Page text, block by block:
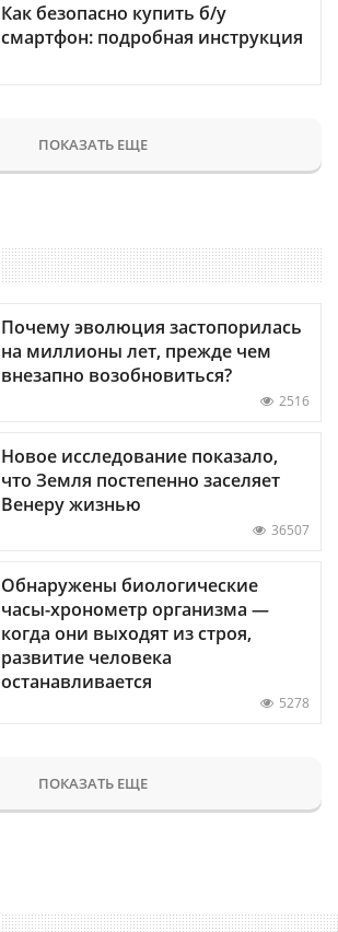
Как безопасно купить б/у
смартфон: подробная инструкция
ПОКАЗАТЬ ЕЩЕ
Почему эволюция застопорилась
на миллионы лет, прежде чем
внезапно возобновиться?
2516
Новое исследование показало,
что Земля постепенно заселяет
Венеру жизнью
36507
Обнаружены биологические
часы-хронометр организма —
когда они выходят из строя,
развитие человека
останавливается
5278
ПОКАЗАТЬ ЕЩЕ